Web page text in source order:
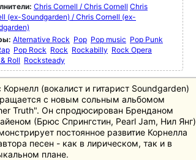
Chris Cornell / Chris Cornell Chris
(ex-Soundgarden) / Chris Cornell (ex-
Alternative Rock Pop Pop music Pop Punk
Pop Rock Rock Rockabilly Rock Opera
Roll Rocksteady
Корнелл (вокалист и гитарист Soundgarden)
с новым сольным альбомом
Truth". Он спродюсирован Бренданом
(Брюс Спрингстин, Pearl Jam, Нил Янг)
постоянное развитие Корнелла
песен - как в лирическом, так и в
плане.